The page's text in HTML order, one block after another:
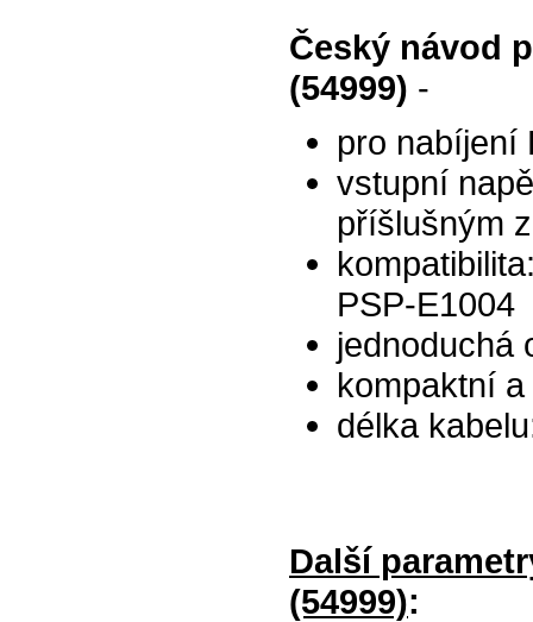
Český návod
(54999) -
pro nabíjení
vstupní
příšlušným
PSP-E1004
jednoduchá
kompaktní
délka
Další
(54999):